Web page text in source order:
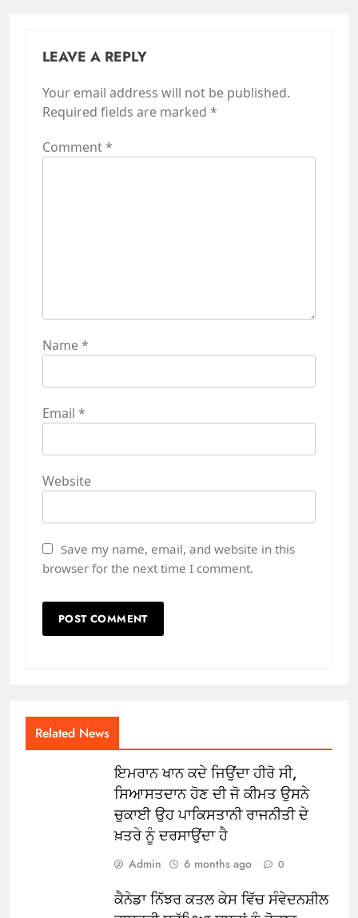
LEAVE A REPLY
Your email address will not be published.
Required fields are marked *
Comment*
Name*
Email *
Website
Save my name, email, and website in this
browser for the next time I comment.
Related News
ਇਮਰਾਨ ਖਾਨ ਕਦੇ ਜਿਉਂਦਾ ਹੀਰੋ ਸੀ,
ਸਿਆਸਤਦਾਨ ਹੋਣ ਦੀ ਜੋ ਕੀਮਤ ਉਸਨੇ
ਚੁਕਾਈ ਉਹ ਪਾਕਿਸਤਾਨੀ ਰਾਜਨੀਤੀ ਦੇ
ਖ਼ਤਰੇ ਨੂੰ ਦਰਸਾਉਂਦਾ ਹੈ
Admin 6 months ago 0
ਕੈਨੇਡਾ ਨਿੱਝਰ ਕਤਲ ਕੇਸ ਵਿੱਚ ਸੰਵੇਦਨਸ਼ੀਲ